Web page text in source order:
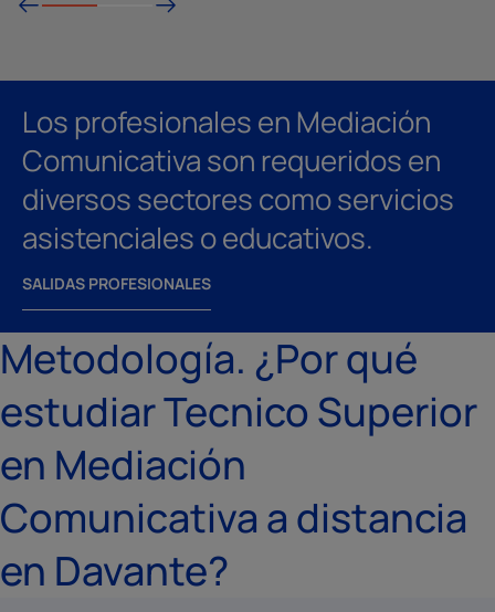
Los profesionales en Mediación
Comunicativa son requeridos en
diversos sectores como servicios
asistenciales o educativos.
SALIDAS PROFESIONALES
Metodología. ¿Por qué
estudiar Tecnico Superior
en Mediación
Comunicativa a distancia
en Davante?